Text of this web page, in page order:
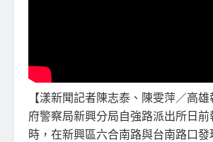
【漾新聞記者陳志泰、陳雯萍／高
府警察局新興分局自強路派出所日
時，在新興區六合南路與台南路口